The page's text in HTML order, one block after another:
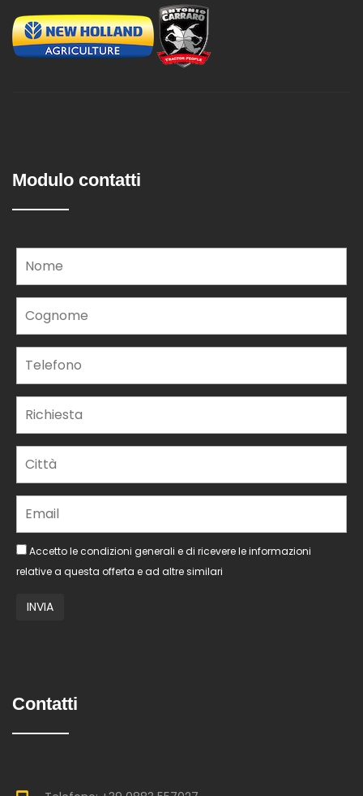
Modulo contatti
Accetto le condizioni generali e di ricevere le informazioni
relative a questa offerta e ad altre similari
Contatti